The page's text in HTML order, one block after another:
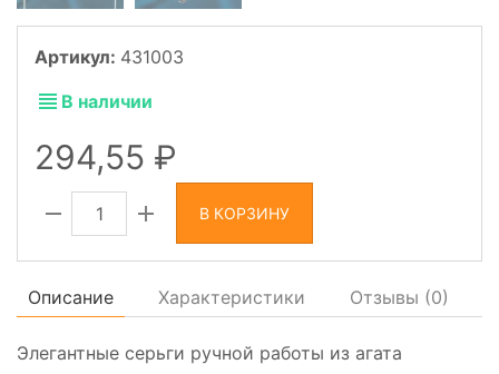
Артикул: 431003
В наличии
294,55
В КОРЗИНУ
Описание Характеристики Отзывы (0)
Элегантные серьги ручной работы из агата